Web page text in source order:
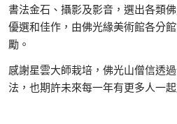
書法金石、攝影及影音，選出各類
優選和佳作，由佛光緣美術館各分
勵。
感謝星雲大師栽培，佛光山僧信透
法，也期許未來每一年有更多人一